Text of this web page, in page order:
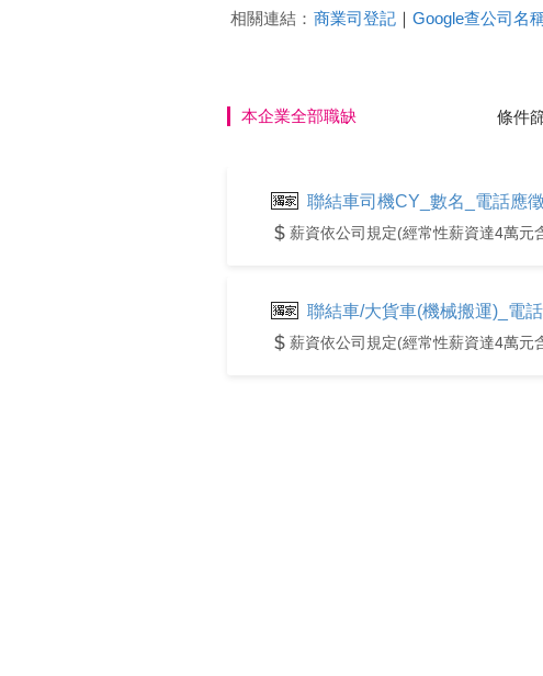
相關連結： 商業司登記 ｜ Google查公司名
本企業全部職缺 條件
聯結車司機CY_數名_電話應
薪資依公司規定(經常性薪資達4萬元
聯結車/大貨車(機械搬運)_電
薪資依公司規定(經常性薪資達4萬元